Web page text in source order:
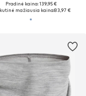
Pradinė kaina: 139,95 €
mažiausia kaina:83,97 €